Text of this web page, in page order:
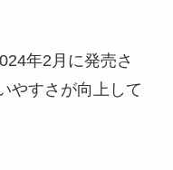
年2月に発売さ
やすさが向上して